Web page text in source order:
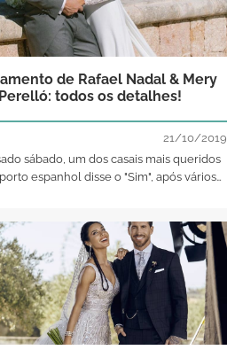
de Rafael Nadal & Mery
Perelló: todos os detalhes!
21/10/2019
sábado, um dos casais mais queridos
espanhol disse o "Sim", após vários